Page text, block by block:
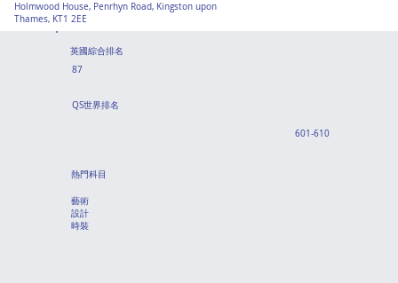
Holmwood House, Penrhyn Road, Kingston upon
Thames, KT1 2EE
英國綜合排名
87
QS世界排名
601-610
熱門科目
藝術
設計
時裝